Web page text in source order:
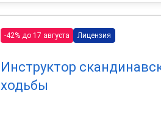
-42% до 17 августа Лицензия
Инструктор
ходьбы